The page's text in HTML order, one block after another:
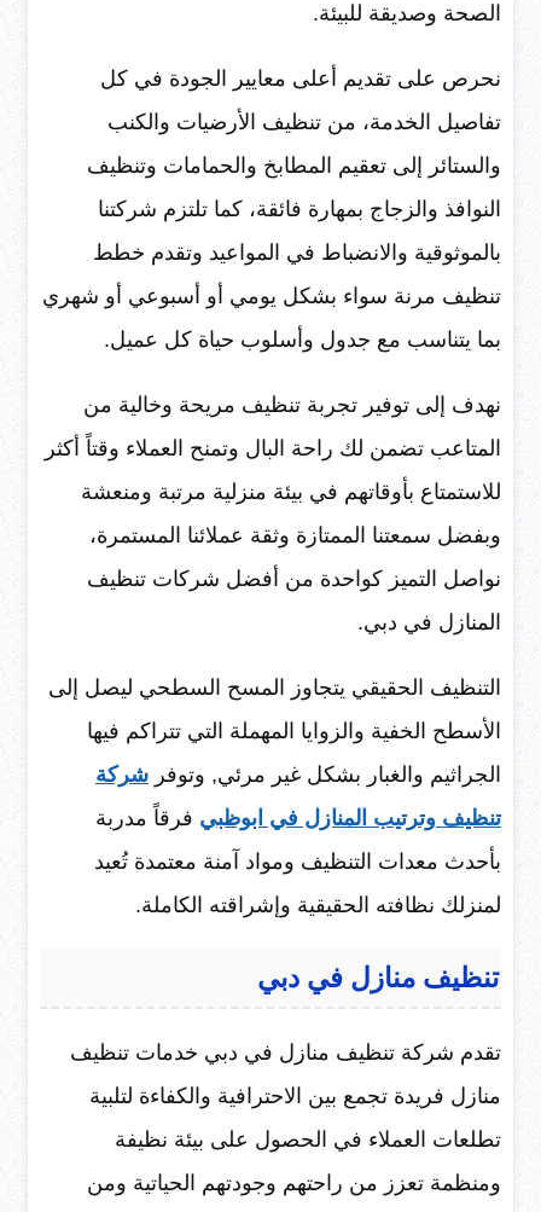
الصحة وصديقة للبيئة.
نحرص على تقديم أعلى معايير الجودة في كل
تفاصيل الخدمة، من تنظيف الأرضيات والكنب
والستائر إلى تعقيم المطابخ والحمامات وتنظيف
النوافذ والزجاج بمهارة فائقة، كما تلتزم شركتنا
بالموثوقية والانضباط في المواعيد وتقدم خطط
تنظيف مرنة سواء بشكل يومي أو أسبوعي أو شهري
بما يتناسب مع جدول وأسلوب حياة كل عميل.
نهدف إلى توفير تجربة تنظيف مريحة وخالية من
المتاعب تضمن لك راحة البال وتمنح العملاء وقتاً أكثر
للاستمتاع بأوقاتهم في بيئة منزلية مرتبة ومنعشة
وبفضل سمعتنا الممتازة وثقة عملائنا المستمرة،
نواصل التميز كواحدة من أفضل شركات تنظيف
المنازل في دبي.
التنظيف الحقيقي يتجاوز المسح السطحي ليصل إلى
الأسطح الخفية والزوايا المهملة التي تتراكم فيها
الجراثيم والغبار بشكل غير مرئي, وتوفر شركة
تنظيف وترتيب المنازل في ابوظبي فرقاً مدربة
بأحدث معدات التنظيف ومواد آمنة معتمدة تُعيد
لمنزلك نظافته الحقيقية وإشراقته الكاملة.
تنظيف منازل في دبي
تقدم شركة تنظيف منازل في دبي خدمات تنظيف
منازل فريدة تجمع بين الاحترافية والكفاءة لتلبية
تطلعات العملاء في الحصول على بيئة نظيفة
ومنظمة تعزز من راحتهم وجودتهم الحياتية ومن